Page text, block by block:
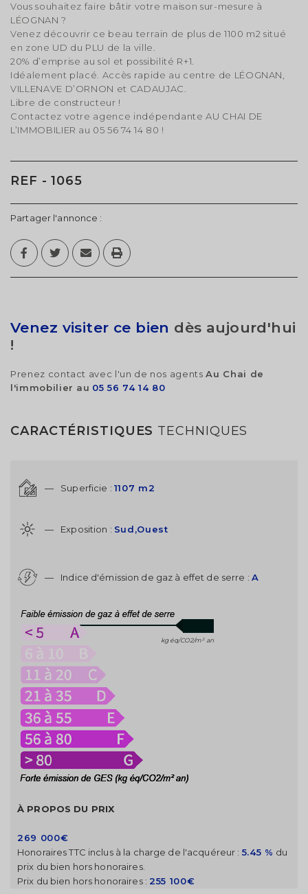
Vous souhaitez faire bâtir votre maison sur-mesure à
LÉOGNAN ?
Venez découvrir ce beau terrain de plus de 1100 m2 situé
en zone UD du PLU de la ville.
20% d’emprise au sol et possibilité R+1.
Idéalement placé. Accès rapide au centre de LÉOGNAN,
VILLENAVE D’ORNON et CADAUJAC.
Libre de constructeur !
Contactez votre agence indépendante AU CHAI DE
L’IMMOBILIER au 05 56 74 14 80 !
REF - 1065
Partager l'annonce :
Venez visiter ce bien dès aujourd'hui
!
Prenez contact avec l'un de nos agents Au Chai de
l'immobilier au 05 56 74 14 80
CARACTÉRISTIQUES TECHNIQUES
— Superficie : 1107 m2
— Exposition : Sud,Ouest
— Indice d'émission de gaz à effet de serre : A
kg éq/CO2/m² an
À PROPOS DU PRIX
269 000€
Honoraires TTC inclus à la charge de l'acquéreur : 5.45 % du
prix du bien hors honoraires.
Prix du bien hors honoraires : 255 100€